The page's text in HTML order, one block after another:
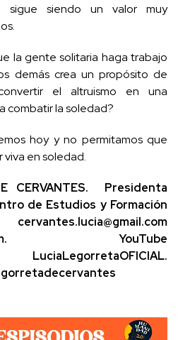
sigue siendo un valor muy
la gente solitaria haga trabajo
demás crea un propósito de
el altruismo en una
combatir la soledad?
hoy y no permitamos que
en soledad.
CERVANTES. Presidenta
de Estudios y Formación
cervantes.lucia@gmail.com
.YouTube
LuciaLegorretaOFICIAL.